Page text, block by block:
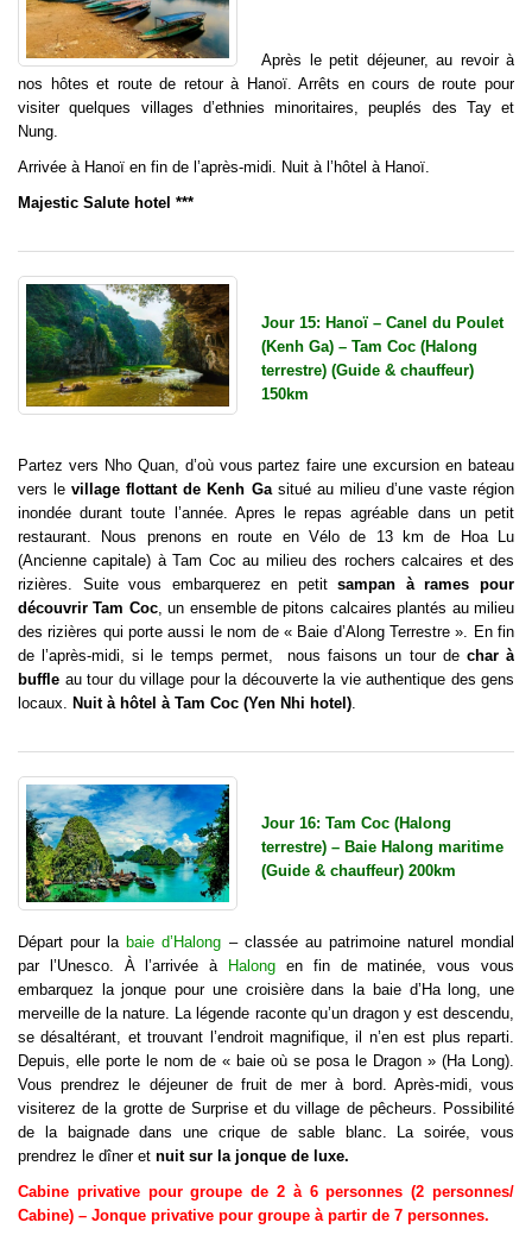
Après le petit déjeuner, au revoir à
nos hôtes et route de retour à Hanoï. Arrêts en cours de route pour
visiter quelques villages d’ethnies minoritaires, peuplés des Tay et
Nung.
Arrivée à Hanoï en fin de l’après-midi. Nuit à l’hôtel à Hanoï.
Majestic Salute hotel ***
Jour 15: Hanoï – Canel du Poulet
(Kenh Ga) – Tam Coc (Halong
terrestre) (Guide & chauffeur)
150km
Partez vers Nho Quan, d’où vous partez faire une excursion en bateau
vers levillage flottant de Kenh Gasitué au milieu d’une vaste région
inondée durant toute l’année. Apres le repas agréable dans un petit
restaurant. Nous prenons en route en Vélo de 13 km de Hoa Lu
(Ancienne capitale) à Tam Coc au milieu des rochers calcaires et des
rizières. Suite vous embarquerez en petitsampan à rames pour
découvrir Tam Coc, un ensemble de pitons calcaires plantés au milieu
des rizières qui porte aussi le nom de « Baie d’Along Terrestre ». En fin
de l’après-midi, si le temps permet, nous faisons un tour de char à
buffle au tour du village pour la découverte la vie authentique des gens
locaux. Nuit à hôtel à Tam Coc (Yen Nhi hotel)
Jour 16: Tam Coc (Halong
terrestre) – Baie Halong maritime
(Guide & chauffeur) 200km
Départ pour labaie d’Halong – classée au patrimoine naturel mondial
par l’Unesco. À l’arrivée à Halong en fin de matinée, vous vous
embarquez la jonque pour une croisière dans la baie d’Ha long, une
merveille de la nature. La légende raconte qu’un dragon y est descendu,
se désaltérant, et trouvant l’endroit magnifique, il n’en est plus reparti.
Depuis, elle porte le nom de « baie où se posa le Dragon » (Ha Long).
Vous prendrez le déjeuner de fruit de mer à bord. Après-midi, vous
visiterez de la grotte de Surprise et du village de pêcheurs. Possibilité
de la baignade dans une crique de sable blanc. La soirée, vous
prendrez le dîner et nuit sur la jonque de luxe.
Cabine privative pour groupe de 2 à 6 personnes (2 personnes/
Cabine) – Jonque privative pour groupe à partir de 7 personnes.